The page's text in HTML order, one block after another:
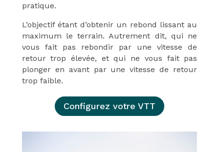
pratique.
L’objectif étant d’obtenir un rebond lissant au
maximum le terrain. Autrement dit, qui ne
vous fait pas rebondir par une vitesse de
retour trop élevée, et qui ne vous fait pas
plonger en avant par une vitesse de retour
trop faible.
Configurez votre VTT